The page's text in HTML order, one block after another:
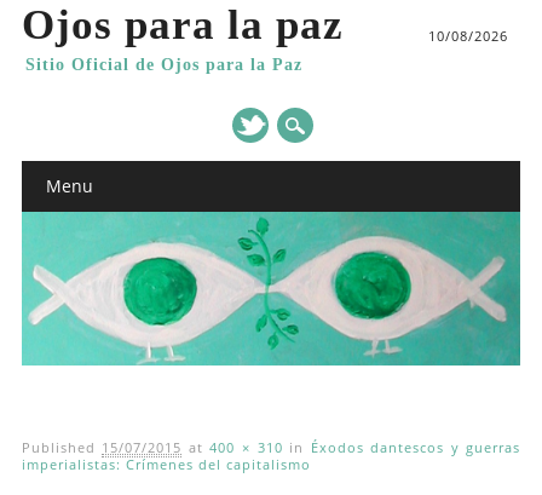
Ojos para la paz
Sitio Oficial de Ojos para la Paz
10/08/2026
Main menu
Menu
Published 15/07/2015 at400 × 310 in Éxodos dantescos y guerras
imperialistas: Crímenes del capitalismo